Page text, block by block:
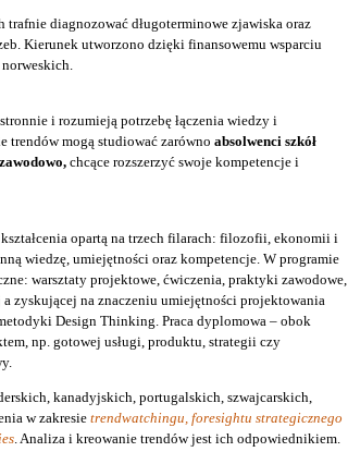
trafnie diagnozować długoterminowe zjawiska oraz
Kierunek utworzono dzięki finansowemu wsparciu
i rozumieją potrzebę łączenia wiedzy i
trendów mogą studiować zarówno absolwenci szkół
chcące rozszerzyć swoje kompetencje i
opartą na trzech filarach: filozofii, ekonomii i
wiedzę, umiejętności oraz kompetencje. W programie
warsztaty projektowe, ćwiczenia, praktyki zawodowe,
a zyskującej na znaczeniu umiejętności projektowania
Design Thinking. Praca dyplomowa – obok
np. gotowej usługi, produktu, strategii czy
kanadyjskich, portugalskich, szwajcarskich,
w zakresie trendwatchingu, foresightu strategicznego
. Analiza i kreowanie trendów jest ich odpowiednikiem.